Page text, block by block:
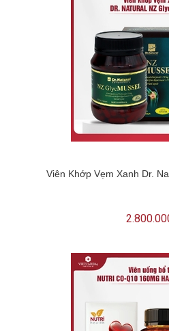
Viên Khớp Vẹm Xanh Dr.